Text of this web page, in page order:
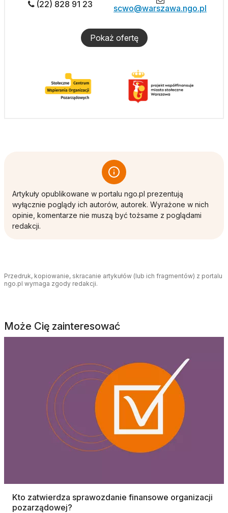
(22) 828 91 23 scwo@warszawa.ngo.pl
Pokaż ofertę
Artykuły opublikowane w portalu ngo.pl prezentują
wyłącznie poglądy ich autorów, autorek. Wyrażone w nich
opinie, komentarze nie muszą być tożsame z poglądami
redakcji.
Przedruk, kopiowanie, skracanie artykułów (lub ich fragmentów) z portalu
ngo.pl wymaga zgody redakcji.
Może Cię zainteresować
Kto zatwierdza sprawozdanie finansowe organizacji
pozarządowej?